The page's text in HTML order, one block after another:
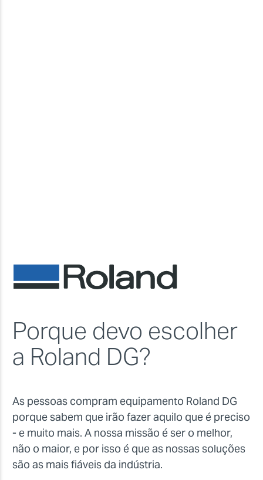
Porque devo escolher
a Roland DG?
As pessoas compram equipamento Roland DG
porque sabem que irão fazer aquilo que é preciso
- e muito mais. A nossa missão é ser o melhor,
não o maior, e por isso é que as nossas soluções
são as mais fiáveis da indústria.